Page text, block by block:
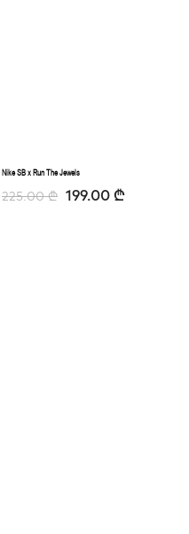
Nike SB x Run The Jewels
225.00₾ 199.00 ₾